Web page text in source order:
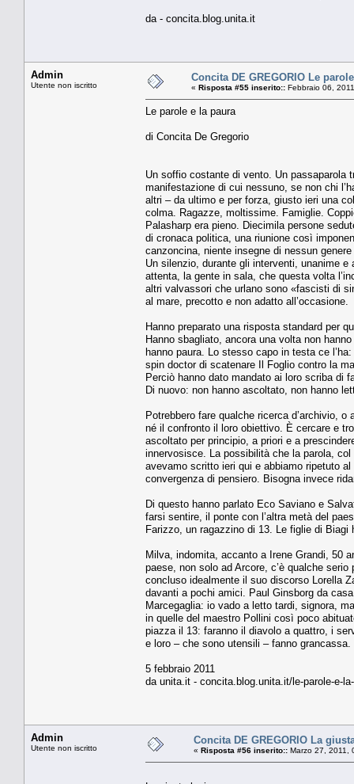
da - concita.blog.unita.it
Admin
Utente non iscritto
Concita DE GREGORIO Le
« Risposta #55 inserito:: Febbraio 06,
Le parole e la paura
di Concita De Gregorio
Un soffio costante di vento. Un passaparola
manifestazione di cui nessuno, se non chi
altri – da ultimo e per forza, giusto ieri una
colma. Ragazze, moltissime. Famiglie.
Palasharp era pieno. Diecimila persone
di cronaca politica, una riunione così
canzoncina, niente insegne di nessun
Un silenzio, durante gli interventi, unanime
attenta, la gente in sala, che questa volta
altri valvassori che urlano sono «fascisti di
al mare, precotto e non adatto all’occasione.
Hanno preparato una risposta standard per
Hanno sbagliato, ancora una volta non
hanno paura. Lo stesso capo in testa ce
spin doctor di scatenare Il Foglio contro la
Perciò hanno dato mandato ai loro scriba di
Di nuovo: non hanno ascoltato, non hanno
Potrebbero fare qualche ricerca d’archivio,
né il confronto il loro obiettivo. È cercare e
ascoltato per principio, a priori e a
innervosisce. La possibilità che la parola,
avevamo scritto ieri qui e abbiamo ripetuto
convergenza di pensiero. Bisogna invece
Di questo hanno parlato Eco Saviano e
farsi sentire, il ponte con l’altra metà del
Farizzo, un ragazzino di 13. Le figlie di
Milva, indomita, accanto a Irene Grandi, 50
paese, non solo ad Arcore, c’è qualche
concluso idealmente il suo discorso Lorella
davanti a pochi amici. Paul Ginsborg da
Marcegaglia: io vado a letto tardi, signora,
in quelle del maestro Pollini così poco
piazza il 13: faranno il diavolo a quattro, i
e loro – che sono utensili – fanno grancassa.
5 febbraio 2011
da unita.it - concita.blog.unita.it/le-parole-e-
Admin
Utente non iscritto
Concita DE GREGORIO La
« Risposta #56 inserito:: Marzo 27, 2011,